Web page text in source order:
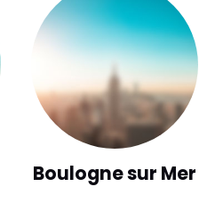
Boulogne sur Mer